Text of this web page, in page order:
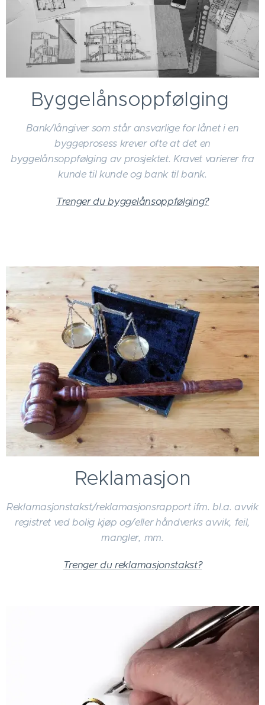
Byggelånsoppfølging
Bank/långiver som står ansvarlige for lånet i en
byggeprosess krever ofte at det en
byggelånsoppfølging av prosjektet. Kravet varierer fra
kunde til kunde og bank til bank.
Trenger du byggelånsoppfølging?
Reklamasjon
Reklamasjonstakst/reklamasjonsrapport ifm. bl.a. avvik
registret ved bolig kjøp og/eller håndverks avvik, feil,
mangler, mm.
Trenger du reklamasjonstakst?